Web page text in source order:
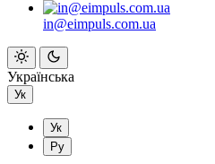
in@eimpuls.com.ua
Українська
Ук
Ук
Ру